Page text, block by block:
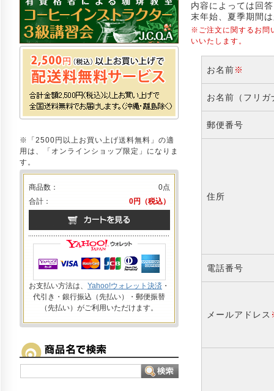
内容によっては回
末年始、夏季期間
※ご注文に関するお問
いいたします。
お名前※
お名前（フリガ
郵便番号
住所
電話番号
メールアドレス
※「2500円以上お買い上げ送料無料」の適
用は、「オンラインショップ限定」になりま
す。
商品数：
0点
合計：
0円（税込）
お支払い方法は、 Yahoo!ウォレット決済 ・
代引き・銀行振込（先払い）・郵便振替
（先払い）がご利用いただけます。